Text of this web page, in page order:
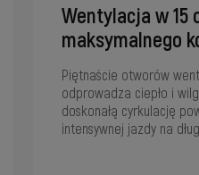
Wentylacja w 15
maksymalnego
Piętnaście otworów
odprowadza ciepło i
doskonałą cyrkulację
intensywnej jazdy na